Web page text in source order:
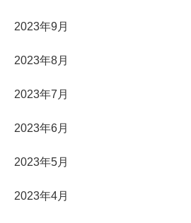
2023年9月
2023年8月
2023年7月
2023年6月
2023年5月
2023年4月